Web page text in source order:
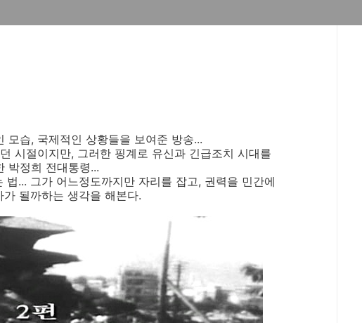
모습, 국제적인 상황들을 보여준 방송...
시절이지만, 그러한 핑계로 유신과 긴급조치 시대를
박정희 전대통령...
... 그가 어느정도까지만 자리를 잡고, 권력을 민간에
될까하는 생각을 해본다.